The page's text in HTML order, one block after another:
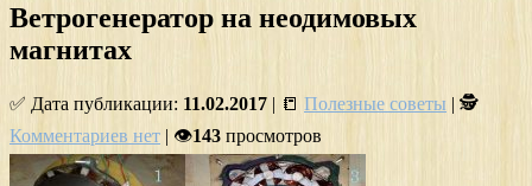
Ветрогенератор на неодимовых
магнитах
✅ Дата публикации: 11.02.2017 | 📒 Полезные советы | 🕵
Комментариев нет | 👁143 просмотров